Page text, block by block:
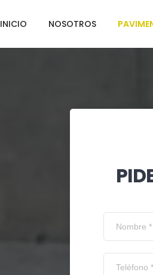
INICIO NOSOTROS